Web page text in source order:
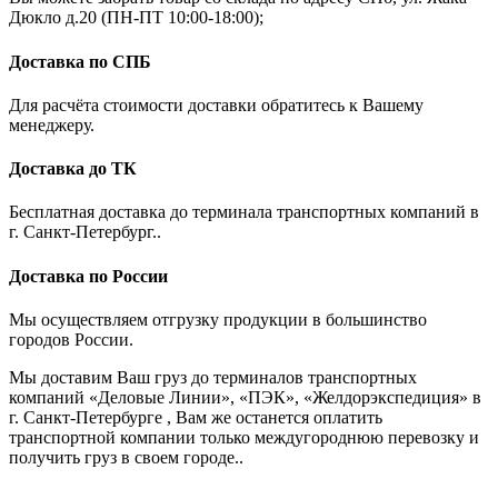
Дюкло д.20 (ПН-ПТ 10:00-18:00);
Доставка по СПБ
Для расчёта стоимости доставки обратитесь к Вашему
менеджеру.
Доставка до ТК
Бесплатная доставка до терминала транспортных компаний в
г. Санкт-Петербург..
Доставка по России
Мы осуществляем отгрузку продукции в большинство
городов России.
Мы доставим Ваш груз до терминалов транспортных
компаний «Деловые Линии», «ПЭК», «Желдорэкспедиция» в
г. Санкт-Петербурге , Вам же останется оплатить
транспортной компании только междугороднюю перевозку и
получить груз в своем городе..